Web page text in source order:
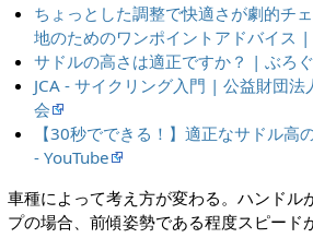
ちょっとした調整で快適さが劇的チ
地のためのワンポイントアドバイス
サドルの高さは適正ですか？ | ぶろ
JCA - サイクリング入門 | 公益財団法
会
【30秒でできる！】適正なサドル高
- YouTube
車種によって考え方が変わる。ハンドル
プの場合、前傾姿勢である程度スピード